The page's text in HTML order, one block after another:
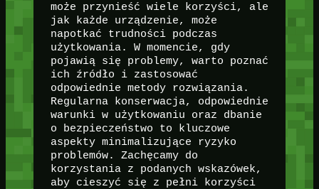
może przynieść wiele korzyści, ale
jak każde urządzenie, może
napotkać trudności podczas
użytkowania. W momencie, gdy
pojawią się problemy, warto poznać
ich źródło i zastosować
odpowiednie metody rozwiązania.
Regularna konserwacja, odpowiednie
warunki w użytkowaniu oraz dbanie
o bezpieczeństwo to kluczowe
aspekty minimalizujące ryzyko
problemów. Zachęcamy do
korzystania z podanych wskazówek,
aby cieszyć się z pełni korzyści